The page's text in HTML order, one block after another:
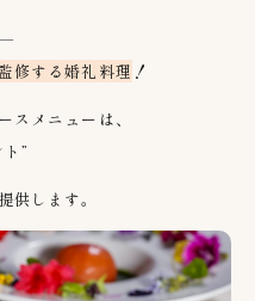
修する婚礼料理 ！
スメニューは、
ト”
供します。